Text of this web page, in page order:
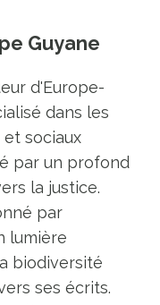
Guyane
d'Europe-
dans les
sociaux
par un profond
la justice.
par
lumière
biodiversité
ses écrits.